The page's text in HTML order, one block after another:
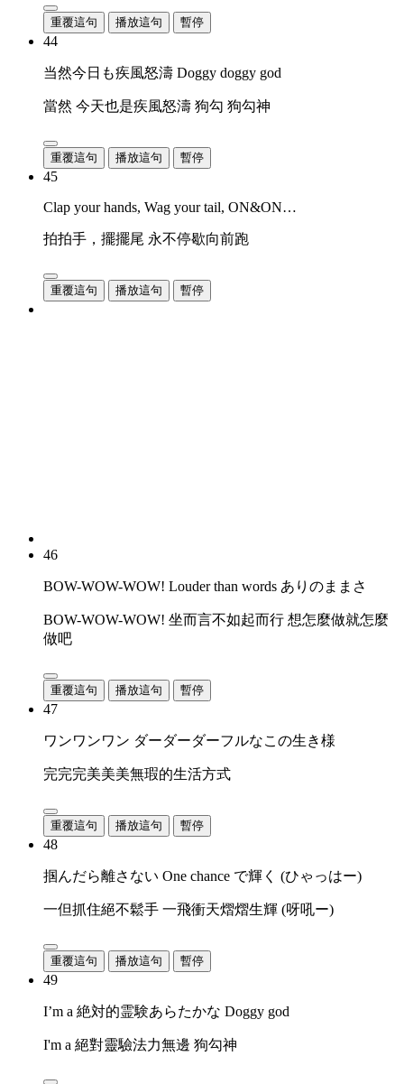
重覆這句 播放這句 暫停
44
当然今日も疾風怒濤 Doggy doggy god
當然 今天也是疾風怒濤 狗勾 狗勾神
重覆這句 播放這句 暫停
45
Clap your hands, Wag your tail, ON&ON…
拍拍手，擺擺尾 永不停歇向前跑
重覆這句 播放這句 暫停
46
BOW-WOW-WOW! Louder than words ありのままさ
BOW-WOW-WOW! 坐而言不如起而行 想怎麼做就怎麼
做吧
重覆這句 播放這句 暫停
47
ワンワンワン ダーダーダーフルなこの生き様
完完完美美美無瑕的生活方式
重覆這句 播放這句 暫停
48
掴んだら離さない One chance で輝く (ひゃっはー)
一但抓住絕不鬆手 一飛衝天熠熠生輝 (呀吼ー)
重覆這句 播放這句 暫停
49
I’m a 絶対的霊験あらたかな Doggy god
I'm a 絕對靈驗法力無邊 狗勾神